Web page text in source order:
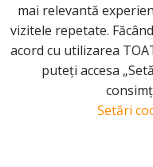
mai relevantă
vizitele repetate.
acord cu utilizarea
puteți accesa
Setări